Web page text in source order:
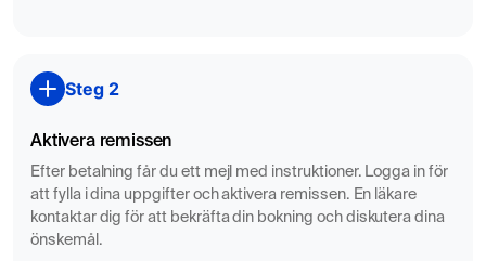
Utredning vid inflammatorisk ryggsjukdom eller känd
MR är särskilt värdefullt när röntgen eller CT inte kunnat
förklara symtomen, eller när man behöver kartlägga
förändringar i ryggmärg, diskar och mjukdelar inför vidare
behandling eller operation.
Steg 2
Aktivera remissen
Efter betalning får du ett mejl med instruktioner. Logga in för
att fylla i dina uppgifter och aktivera remissen. En läkare
kontaktar dig för att bekräfta din bokning och diskutera dina
önskemål.